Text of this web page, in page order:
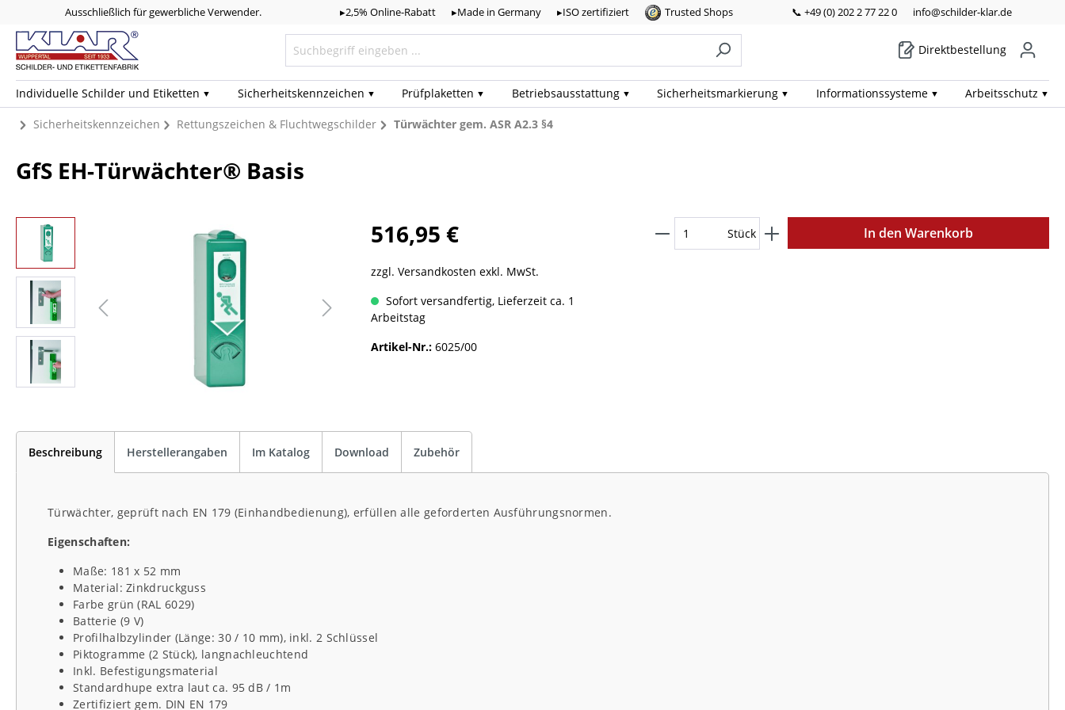
Ausschließlich für gewerbliche Verwender. ▸2,5% Online-Rabatt ▸Made in Germany ▸ISO zertifiziert Trusted Shops 📞 +49 (0) 202 2 77 22 0 info@schilder-klar.de
Direktbestellung
Individuelle Schilder und Etiketten Sicherheits­kennzeichen Prüf­plaketten Betriebs­ausstattung Sicherheits­markierung Informations­systeme Arbeits­schutz
Sicherheitskennzeichen Rettungszeichen & Fluchtwegschilder Türwächter gem. ASR A2.3 §4
GfS EH-Türwächter® Basis
516,95 €
zzgl. Versandkosten exkl. MwSt.
Stück In den Warenkorb
Sofort versandfertig, Lieferzeit ca. 1
Arbeitstag
Artikel-Nr.: 6025/00
Beschreibung Herstellerangaben Im Katalog Download Zubehör
Türwächter, geprüft nach EN 179 (Einhandbedienung), erfüllen alle geforderten Ausführungsnormen.
Eigenschaften:
Maße: 181 x 52 mm
Material: Zinkdruckguss
Farbe grün (RAL 6029)
Batterie (9 V)
Profilhalbzylinder (Länge: 30 / 10 mm), inkl. 2 Schlüssel
Piktogramme (2 Stück), langnachleuchtend
Inkl. Befestigungsmaterial
Standardhupe extra laut ca. 95 dB / 1m
Zertifiziert gem. DIN EN 179